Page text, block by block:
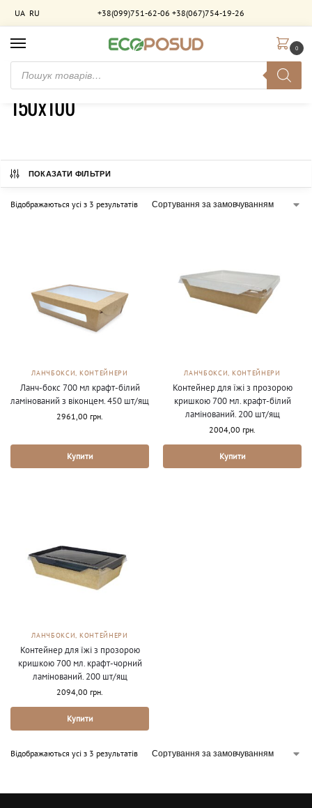
UA RU +38(099)751-62-06 +38(067)754-19-26
0
Головна / Товар Розмір
150х100
ПОКАЗАТИ ФІЛЬТРИ
Відображаються усі з 3 результатів
ЛАНЧБОКСИ, КОНТЕЙНЕРИ
Ланч-бокс 700 мл крафт-білий
ламінований з віконцем. 450 шт/ящ
2961,00 грн.
Купити
ЛАНЧБОКСИ, КОНТЕЙНЕРИ
Контейнер для їжі з прозорою
кришкою 700 мл. крафт-білий
ламінований. 200 шт/ящ
2004,00 грн.
Купити
ЛАНЧБОКСИ, КОНТЕЙНЕРИ
Контейнер для їжі з прозорою
кришкою 700 мл. крафт-чорний
ламінований. 200 шт/ящ
2094,00 грн.
Купити
Відображаються усі з 3 результатів